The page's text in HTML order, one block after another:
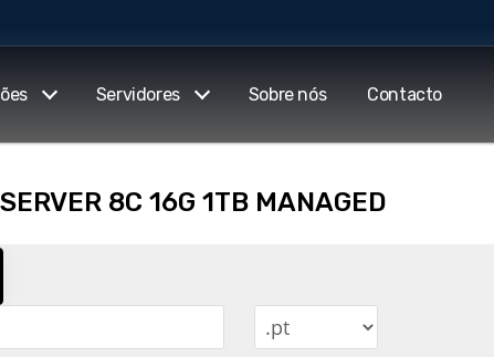
Servidores Sobre nós Contacto
8C 16G 1TB MANAGED